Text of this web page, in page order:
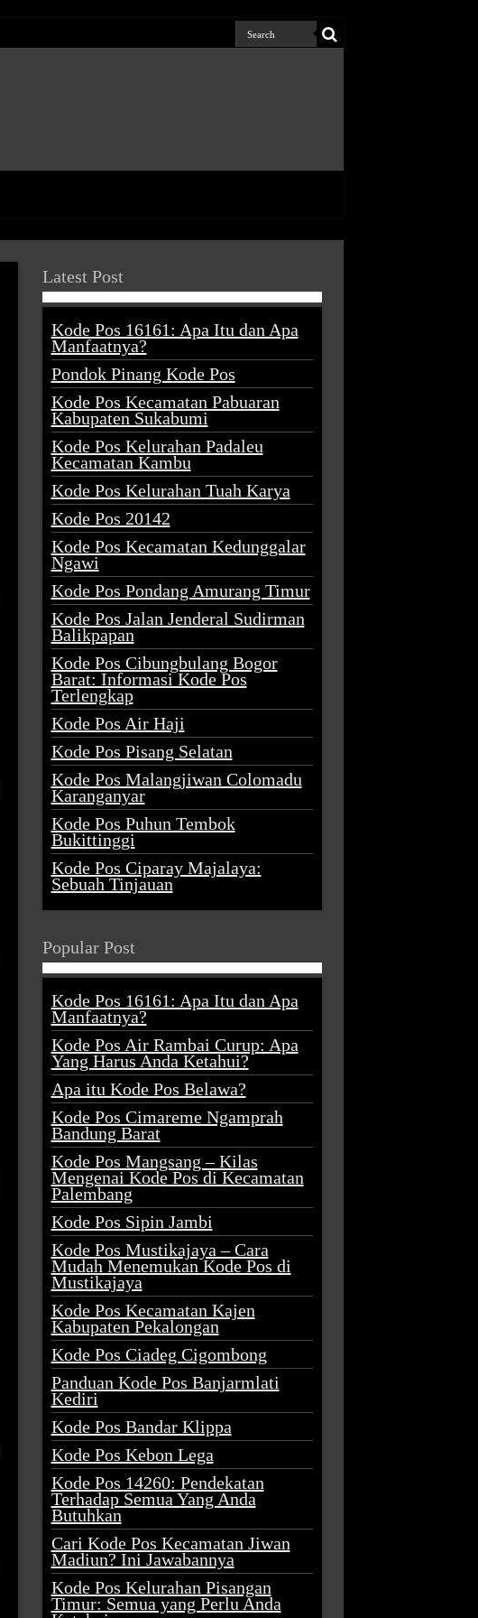
Latest Post
Kode Pos 16161: Apa Itu dan Apa
Manfaatnya?
Pondok Pinang Kode Pos
Kode Pos Kecamatan Pabuaran
Kabupaten Sukabumi
Kode Pos Kelurahan Padaleu
Kecamatan Kambu
Kode Pos Kelurahan Tuah Karya
Kode Pos 20142
Kode Pos Kecamatan Kedunggalar
Ngawi
Kode Pos Pondang Amurang Timur
Kode Pos Jalan Jenderal Sudirman
Balikpapan
Kode Pos Cibungbulang Bogor
Barat: Informasi Kode Pos
Terlengkap
Kode Pos Air Haji
Kode Pos Pisang Selatan
Kode Pos Malangjiwan Colomadu
Karanganyar
Kode Pos Puhun Tembok
Bukittinggi
Kode Pos Ciparay Majalaya:
Sebuah Tinjauan
Popular Post
Kode Pos 16161: Apa Itu dan Apa
Manfaatnya?
Kode Pos Air Rambai Curup: Apa
Yang Harus Anda Ketahui?
Apa itu Kode Pos Belawa?
Kode Pos Cimareme Ngamprah
Bandung Barat
Kode Pos Mangsang – Kilas
Mengenai Kode Pos di Kecamatan
Palembang
Kode Pos Sipin Jambi
Kode Pos Mustikajaya – Cara
Mudah Menemukan Kode Pos di
Mustikajaya
Kode Pos Kecamatan Kajen
Kabupaten Pekalongan
Kode Pos Ciadeg Cigombong
Panduan Kode Pos Banjarmlati
Kediri
Kode Pos Bandar Klippa
Kode Pos Kebon Lega
Kode Pos 14260: Pendekatan
Terhadap Semua Yang Anda
Butuhkan
Cari Kode Pos Kecamatan Jiwan
Madiun? Ini Jawabannya
Kode Pos Kelurahan Pisangan
Timur: Semua yang Perlu Anda